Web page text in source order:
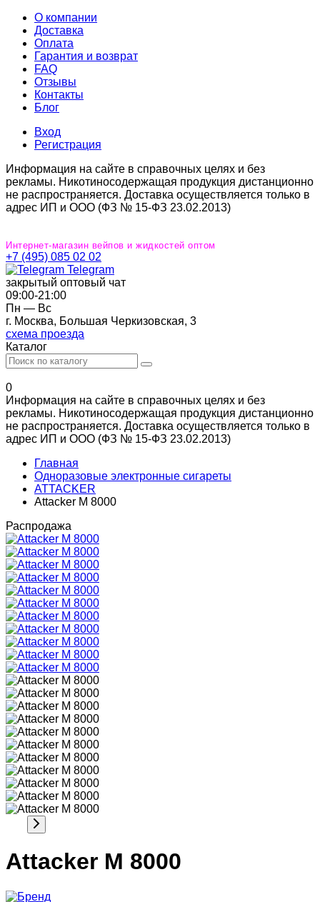
О компании
Доставка
Оплата
Гарантия и возврат
FAQ
Отзывы
Контакты
Блог
Вход
Регистрация
Информация на сайте в справочных целях и без
рекламы. Никотиносодержащая продукция дистанционно
не распространяется. Доставка осуществляется только в
адрес ИП и ООО (ФЗ № 15-ФЗ 23.02.2013)
Интернет-магазин вейпов и жидкостей оптом
+7 (495) 085 02 02
Telegram
закрытый оптовый чат
09:00‐21:00
Пн — Вс
г. Москва, Большая Черкизовская, 3
схема проезда
Каталог
0
Информация на сайте в справочных целях и без
рекламы. Никотиносодержащая продукция дистанционно
не распространяется. Доставка осуществляется только в
адрес ИП и ООО (ФЗ № 15-ФЗ 23.02.2013)
Главная
Одноразовые электронные сигареты
ATTACKER
Attacker M 8000
Распродажа
Attacker M 8000